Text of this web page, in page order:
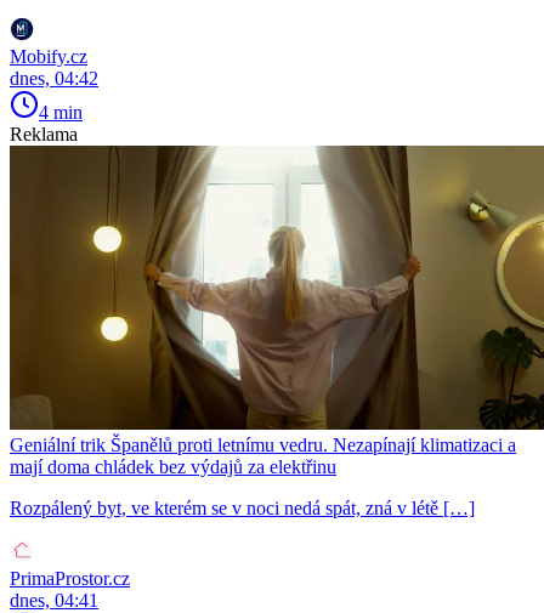
Mobify.cz
dnes, 04:42
4 min
Reklama
Geniální trik Španělů proti letnímu vedru. Nezapínají klimatizaci a
mají doma chládek bez výdajů za elektřinu
Rozpálený byt, ve kterém se v noci nedá spát, zná v létě […]
PrimaProstor.cz
dnes, 04:41